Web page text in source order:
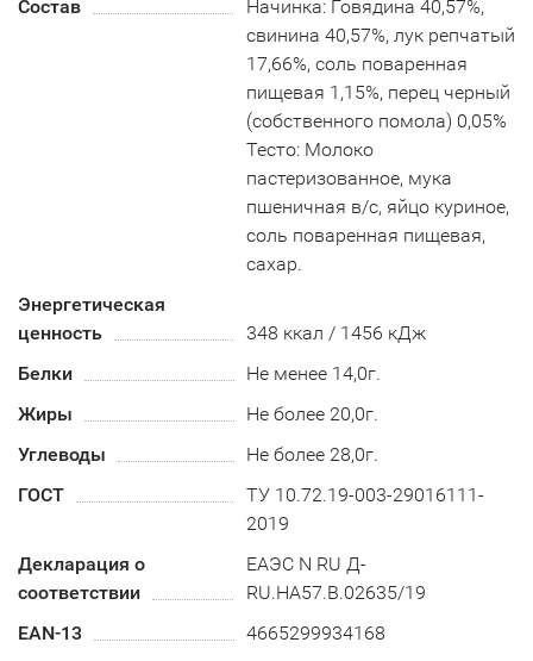
Состав
Начинка: Говядина 40,57%,
свинина 40,57%, лук репчатый
17,66%, соль поваренная
пищевая 1,15%, перец черный
(собственного помола) 0,05%
Тесто: Молоко
пастеризованное, мука
пшеничная в/с, яйцо куриное,
соль поваренная пищевая,
сахар.
Энергетическая
ценность
348 ккал / 1456 кДж
Белки
Не менее 14,0г.
Жиры
Не более 20,0г.
Углеводы
Не более 28,0г.
ГОСТ
ТУ 10.72.19-003-29016111-
2019
Декларация о
соответствии
ЕАЭС N RU Д-
RU.HA57.B.02635/19
EAN-13
4665299934168